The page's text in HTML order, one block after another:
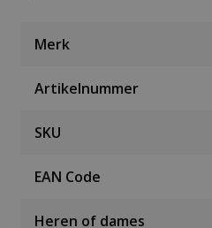
Merk
Artikelnummer
SKU
EAN Code
Heren of dames